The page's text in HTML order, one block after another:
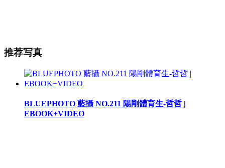
推荐写真
BLUEPHOTO 藍攝 NO.211 陽剛體育生-哲哲 |
EBOOK+VIDEO